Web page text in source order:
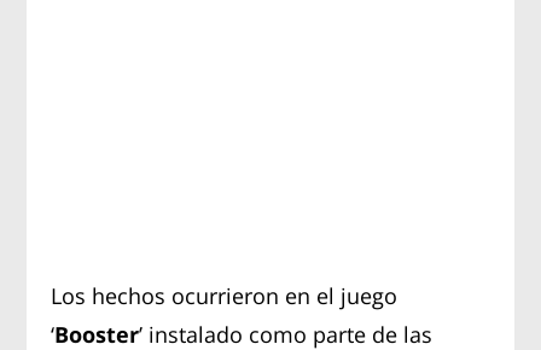
Los hechos ocurrieron en el juego
‘Booster’ instalado como parte de las